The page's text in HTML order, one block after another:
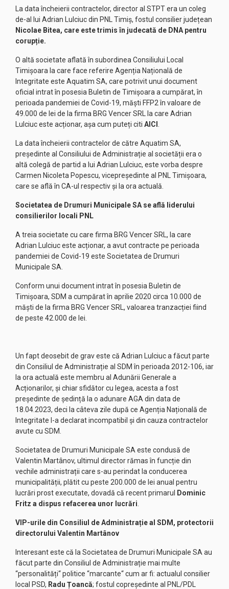
La data încheierii contractelor, director al STPT era un coleg
de-al lui Adrian Lulciuc din PNL Timiș, fostul consilier județean
Nicolae Bitea, care este trimis în judecată de DNA pentru
corupție.
O altă societate aflată în subordinea Consiliului Local
Timișoara la care face referire Agenția Națională de
Integritate este Aquatim SA, care potrivit unui document
oficial intrat în posesia Buletin de Timișoara a cumpărat, în
perioada pandemiei de Covid-19, măști FFP2 în valoare de
49.000 de lei de la firma BRG Vencer SRL la care Adrian
Lulciuc este acționar, așa cum puteți citi AICI
La data încheierii contractelor de către Aquatim SA,
președinte al Consiliului de Administrație al societății era o
altă colegă de partid a lui Adrian Lulciuc, este vorba despre
Carmen Nicoleta Popescu, vicepreședinte al PNL Timișoara,
care se află în CA-ul respectiv și la ora actuală.
Societatea de Drumuri Municipale SA se află liderului
consilierilor locali PNL
A treia societate cu care firma BRG Vencer SRL, la care
Adrian Lulciuc este acționar, a avut contracte pe perioada
pandemiei de Covid-19 este Societatea de Drumuri
Municipale SA.
Conform unui document intrat în posesia Buletin de
Timișoara, SDM a cumpărat în aprilie 2020 circa 10.000 de
măști de la firma BRG Vencer SRL, valoarea tranzacției fiind
de peste 42.000 de lei.
Un fapt deosebit de grav este că Adrian Lulciuc a făcut parte
din Consiliul de Administrație al SDM în perioada 2012-106, iar
la ora actuală este membru al Adunării Generale a
Acționarilor, și chiar sfidător cu legea, acesta a fost
președinte de ședință la o adunare AGA din data de
18.04.2023, deci la câteva zile după ce Agenția Națională de
Integritate l-a declarat incompatibil și din cauza contractelor
avute cu SDM.
Societatea de Drumuri Municipale SA este condusă de
Valentin Martânov, ultimul director rămas în funcție din
vechile administrații care s-au perindat la conducerea
municipalității, plătit cu peste 200.000 de lei anual pentru
lucrări prost executate, dovadă că recent primarul
Dominic
Fritz a dispus refacerea unor lucrări
VIP-urile din Consiliul de Administrație al SDM, protectorii
directorului Valentin Martânov
Interesant este că la Societatea de Drumuri Municipale SA au
făcut parte din Consiliul de Administrație mai multe
“personalități“ politice “marcante“ cum ar fi: actualul consilier
local PSD, Radu Țoancă; fostul copreședinte al PNL/PDL